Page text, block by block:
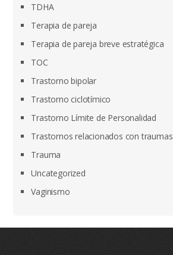
TDHA
Terapia de pareja
Terapia de pareja breve estratégica
TOC
Trastorno bipolar
Trastorno ciclotímico
Trastorno Límite de Personalidad
Trastornos relacionados con traumas
Trauma
Uncategorized
Vaginismo